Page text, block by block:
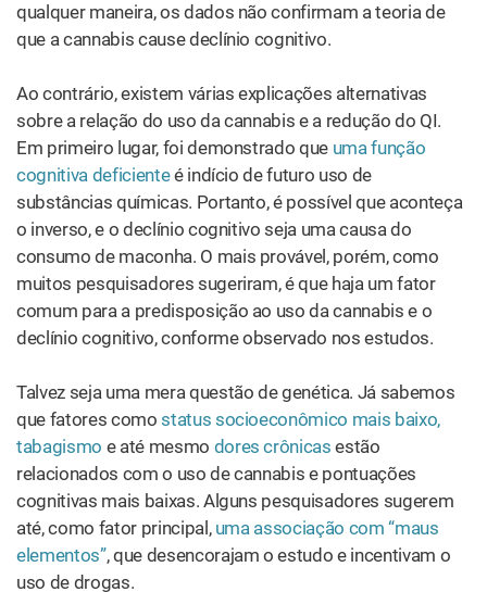
qualquer maneira, os dados não confirmam a teoria de
que a cannabis cause declínio cognitivo.
Ao contrário, existem várias explicações alternativas
sobre a relação do uso da cannabis e a redução do QI.
Em primeiro lugar, foi demonstrado que uma função
cognitiva deficienteé indício de futuro uso de
substâncias químicas. Portanto, é possível que aconteça
o inverso, e o declínio cognitivo seja uma causa do
consumo de maconha. O mais provável, porém, como
muitos pesquisadores sugeriram, é que haja um fator
comum para a predisposição ao uso da cannabis e o
declínio cognitivo, conforme observado nos estudos.
Talvez seja uma mera questão de genética. Já sabemos
que fatores como status socioeconômico mais baixo,
tabagismo e até mesmo dores crônicas estão
relacionados com o uso de cannabis e pontuações
cognitivas mais baixas. Alguns pesquisadores sugerem
até, como fator principal,uma associação com “maus
elementos”, que desencorajam o estudo e incentivam o
uso de drogas.